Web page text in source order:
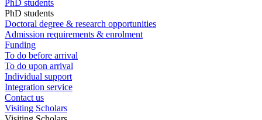
PhD students
PhD students
Doctoral degree & research opportunities
Admission requirements & enrolment
Funding
To do before arrival
To do upon arrival
Individual support
Integration service
Contact us
Visiting Scholars